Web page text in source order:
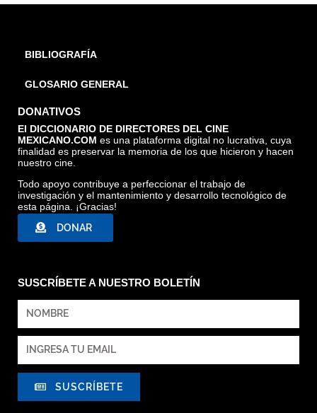
BIBLIOGRAFÍA
GLOSARIO GENERAL
DONATIVOS
El DICCIONARIO DE DIRECTORES DEL CINE
MEXICANO.COM es una plataforma digital no lucrativa, cuya
finalidad es preservar la memoria de los que hicieron y hacen
nuestro cine.
Todo apoyo contribuye a perfeccionar el trabajo de
investigación y el mantenimiento y desarrollo tecnológico de
esta página. ¡Gracias!
DONAR
SUSCRÍBETE A NUESTRO BOLETÍN
SUSCRÍBETE